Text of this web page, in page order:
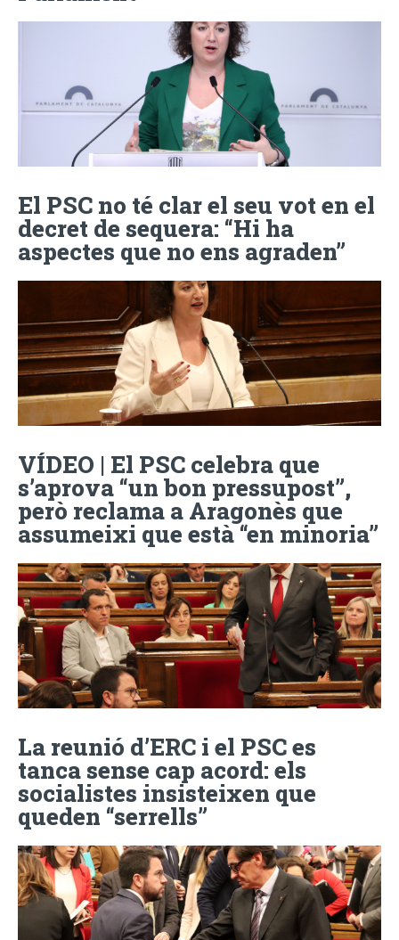
El PSC no té clar el seu vot en el
decret de sequera: “Hi ha
aspectes que no ens agraden”
VÍDEO | El PSC celebra que
s’aprova “un bon pressupost”,
però reclama a Aragonès que
assumeixi que està “en minoria”
La reunió d’ERC i el PSC es
tanca sense cap acord: els
socialistes insisteixen que
queden “serrells”